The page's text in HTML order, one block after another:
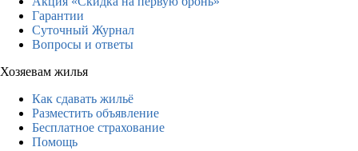
Гарантии
Суточный Журнал
Вопросы и ответы
Хозяевам жилья
Как сдавать жильё
Разместить объявление
Бесплатное страхование
Помощь